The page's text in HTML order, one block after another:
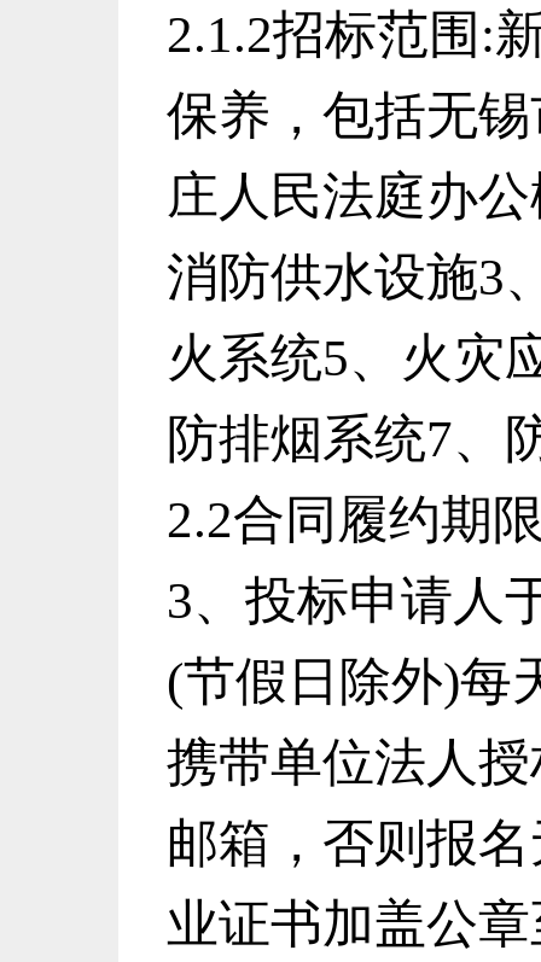
2.1.2招标范围:
保养， 包括无
庄人民法庭办
消防供水设施3
火系统5、火灾
防排烟系统7、
2.2合同履约期
3、 投标申请人
(节假日除外)每
携带单位法人
邮箱，否则报
业证书加盖公